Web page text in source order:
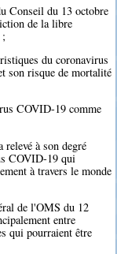
Conseil du 13 octobre
de la libre
du coronavirus
son risque de mortalité
COVID-19 comme
à son degré
COVID-19 qui
à travers le monde
de l'OMS du 12
entre
qui pourraient être